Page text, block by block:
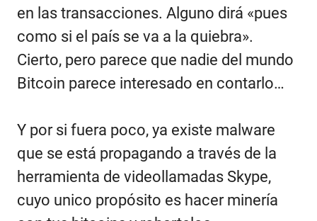
en las transacciones. Alguno dirá «pues
como si el país se va a la quiebra».
Cierto, pero parece que nadie del mundo
Bitcoin parece interesado en contarlo…
Y por si fuera poco, ya existe malware
que se está propagando a través de la
herramienta de videollamadas Skype,
cuyo unico propósito es hacer minería